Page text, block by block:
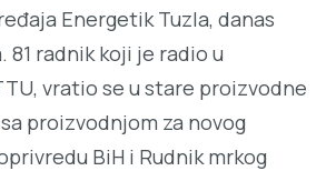
Energetik Tuzla, danas
81 radnik koji je radio u
vratio se u stare proizvodne
proizvodnjom za novog
BiH i Rudnik mrkog